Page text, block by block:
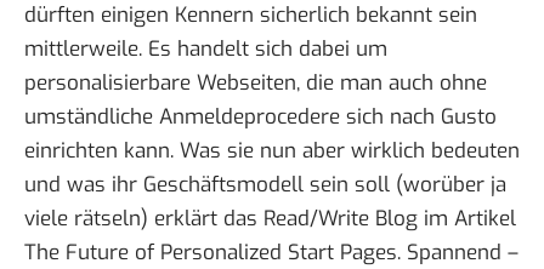
dürften einigen Kennern sicherlich bekannt sein
mittlerweile. Es handelt sich dabei um
personalisierbare Webseiten, die man auch ohne
umständliche Anmeldeprocedere sich nach Gusto
einrichten kann. Was sie nun aber wirklich bedeuten
und was ihr Geschäftsmodell sein soll (worüber ja
viele rätseln) erklärt das Read/Write Blog im Artikel
The Future of Personalized Start Pages. Spannend –